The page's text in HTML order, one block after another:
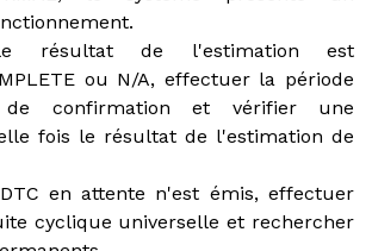
résultat de l'estimation est
ou N/A, effectuer la période
confirmation et vérifier une
fois le résultat de l'estimation de
en attente n'est émis, effectuer
cyclique universelle et rechercher